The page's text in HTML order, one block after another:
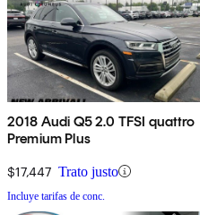
2018 Audi Q5 2.0 TFSI quattro
Premium Plus
$17,447 Trato justo
Incluye tarifas de conc.